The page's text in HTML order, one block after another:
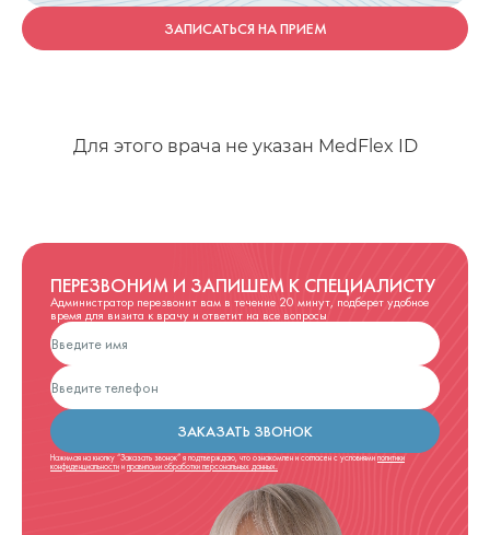
ЗАПИСАТЬСЯ НА ПРИЕМ
Для этого врача не указан MedFlex ID
ПЕРЕЗВОНИМ И ЗАПИШЕМ К СПЕЦИАЛИСТУ
Администратор перезвонит вам в течение 20 минут, подберет удобное
время для визита к врачу и ответит на все вопросы
ЗАКАЗАТЬ ЗВОНОК
Нажимая на кнопку “Заказать звонок” я подтверждаю, что ознакомлен и согласен с условиями политики
конфиденциальности и правилами обработки персональных данных.